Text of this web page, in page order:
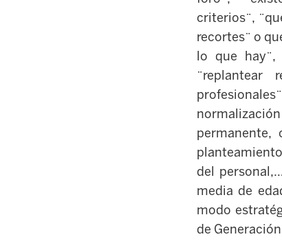
criterios¨,
recortes¨ o
lo que hay¨,
¨replantear
permanente,
del
media de
modo
de